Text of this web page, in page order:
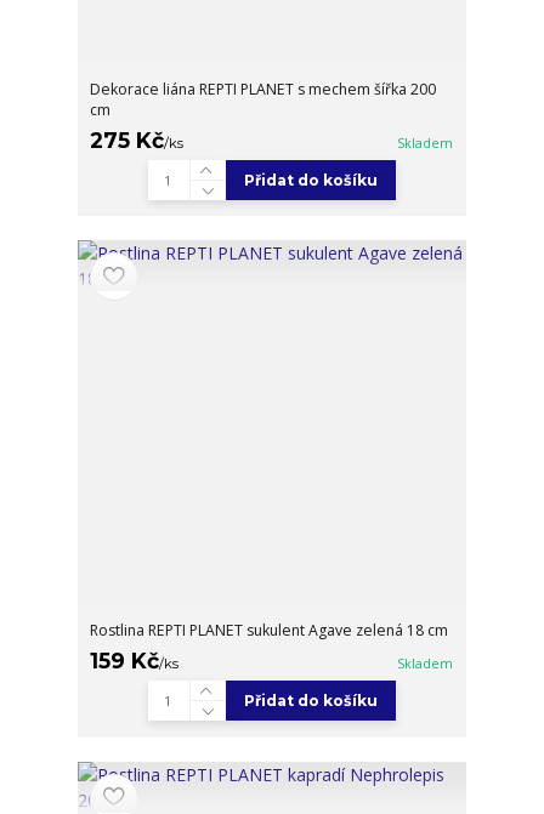
Dekorace liána REPTI PLANET s mechem šířka 200
cm
275 Kč/ks Skladem
Přidat do košíku
Rostlina REPTI PLANET sukulent Agave zelená 18 cm
159 Kč/ks Skladem
Přidat do košíku